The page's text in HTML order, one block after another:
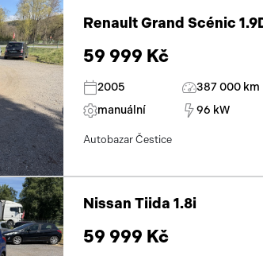
Renault Grand Scénic
59 999 Kč
2005 387 000 km
manuální
96 kW
Autobazar Čestice
Nissan Tiida 1.8i
59 999 Kč